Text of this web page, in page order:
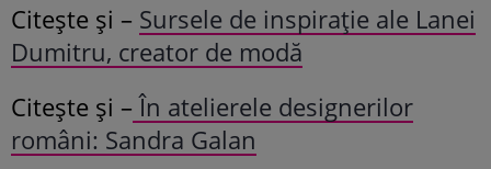
Citește și – Sursele de inspirație ale Lanei
Dumitru, creator de modă
Citește și – În atelierele designerilor
români: Sandra Galan